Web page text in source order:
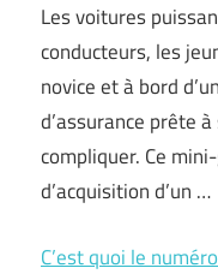
Les voitures
conducteurs, les
novice et à bord
d’assurance prête
compliquer. Ce
d’acquisition d’un …
C’est quoi le